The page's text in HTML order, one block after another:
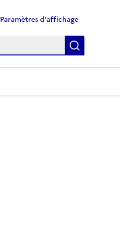
Paramètres d'affichage
Recherche